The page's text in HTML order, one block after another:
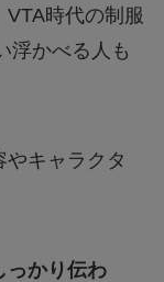
時代の制服
浮かべる人も
キャラクタ
っかり伝わ